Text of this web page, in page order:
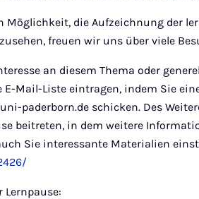
Möglichkeit, die Aufzeichnung der
freuen wir uns über viele
an diesem Thema oder
Mail-Liste eintragen, indem Sie
paderborn.de schicken. Des
beitreten, in dem weitere
Sie interessante Materialien